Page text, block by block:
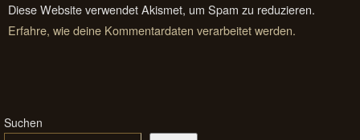
Diese Website verwendet Akismet, um Spam zu reduzieren.
Erfahre, wie deine Kommentardaten verarbeitet werden.
Suchen